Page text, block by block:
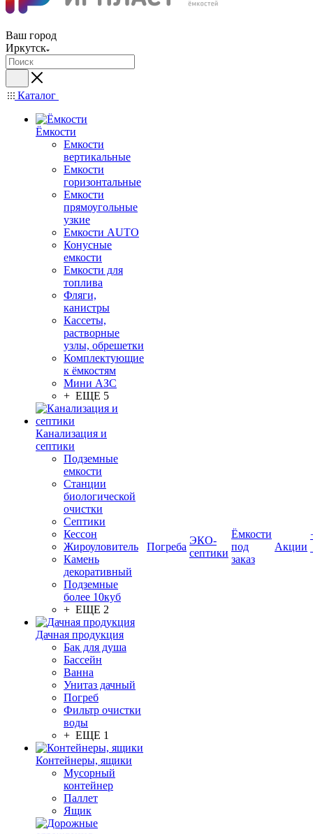
Ваш город
Иркутск
Каталог
Ёмкости
Емкости
вертикальные
Емкости
горизонтальные
Емкости
прямоугольные
узкие
Емкости АUТО
Конусные
емкости
Емкости для
топлива
Фляги,
канистры
Кассеты,
растворные
узлы, обрешетки
Комплектующие
к ёмкостям
Мини АЗС
+ ЕЩЕ 5
Канализация и
септики
Подземные
емкости
Станции
биологической
очистки
Септики
Кессон
Жироуловитель
Камень
декоративный
Подземные
более 10куб
+ ЕЩЕ 2
Дачная продукция
Бак для душа
Бассейн
Ванна
Унитаз дачный
Погреб
Фильтр очистки
воды
+ ЕЩЕ 1
Контейнеры, ящики
Мусорный
контейнер
Паллет
Ящик
Погреба
ЭКО-
септики
Ёмкости
под
заказ
Акции